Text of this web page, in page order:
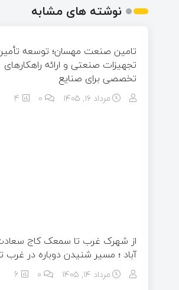
نوشته های مشابه
تامین صنعت مهسان؛ توسعه
تجهیزات صنعتی و ارائه راهکارهای
تخصصی برای صنایع
مرداد ۱۶, ۱۴۰۵ 4
از شهرک غرب تا سمعک کاج
آباد ؛ مسیر شنیدن دوباره در غرب
مرداد ۱۴, ۱۴۰۵ 6